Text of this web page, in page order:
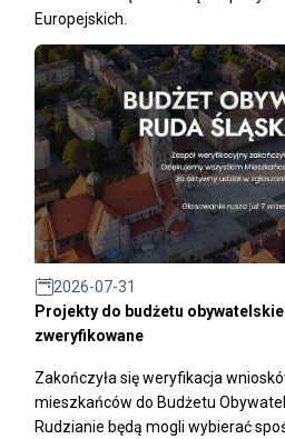
Europejskich.
2026-07-31
Projekty do budżetu
zweryfikowane
Zakończyła się weryfikacja
mieszkańców do Budżetu
Rudzianie będą mogli wybierać